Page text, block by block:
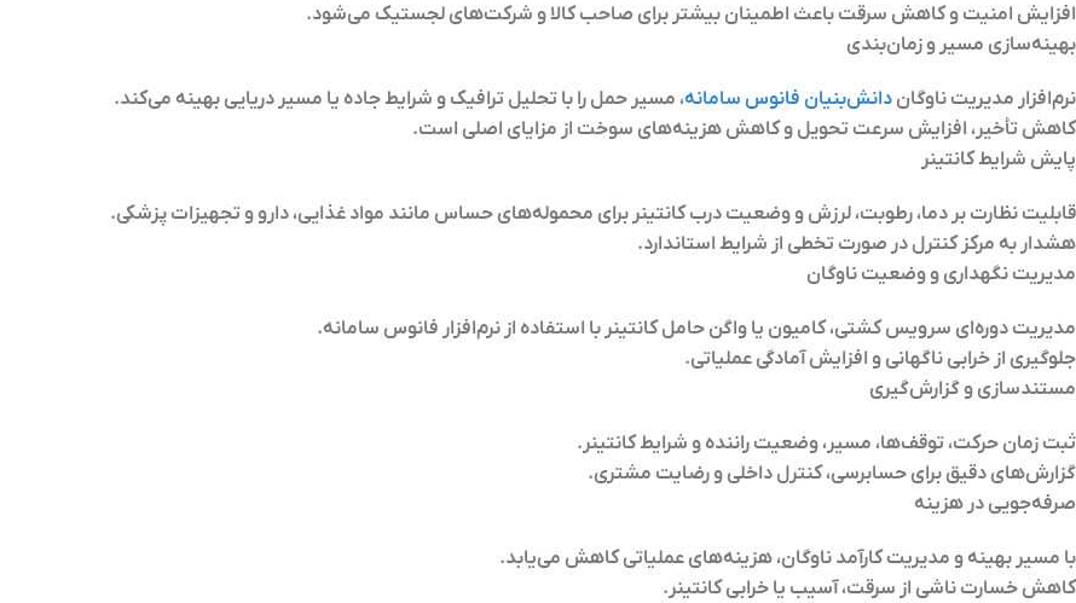
افزایش امنیت و کاهش سرقت باعث اطمینان بیشتر برای صاحب کالا و شرکت‌های لجستیک می‌شود.
بهینه‌سازی مسیر و زمان‌بندی
نرم‌افزار مدیریت ناوگان دانش‌بنیان فانوس سامانه، مسیر حمل را با تحلیل ترافیک و شرایط جاده یا مسیر دریایی بهینه می‌کند.
کاهش تأخیر، افزایش سرعت تحویل و کاهش هزینه‌های سوخت از مزایای اصلی است.
پایش شرایط کانتینر
قابلیت نظارت بر دما، رطوبت، لرزش و وضعیت درب کانتینر برای محموله‌های حساس مانند مواد غذایی، دارو و تجهیزات پزشکی.
هشدار به مرکز کنترل در صورت تخطی از شرایط استاندارد.
مدیریت نگهداری و وضعیت ناوگان
مدیریت دوره‌ای سرویس کشتی، کامیون یا واگن حامل کانتینر با استفاده از نرم‌افزار فانوس سامانه.
جلوگیری از خرابی ناگهانی و افزایش آمادگی عملیاتی.
مستندسازی و گزارش‌گیری
ثبت زمان حرکت، توقف‌ها، مسیر، وضعیت راننده و شرایط کانتینر.
گزارش‌های دقیق برای حسابرسی، کنترل داخلی و رضایت مشتری.
صرفه‌جویی در هزینه
با مسیر بهینه و مدیریت کارآمد ناوگان، هزینه‌های عملیاتی کاهش می‌یابد.
کاهش خسارت ناشی از سرقت، آسیب یا خرابی کانتینر.